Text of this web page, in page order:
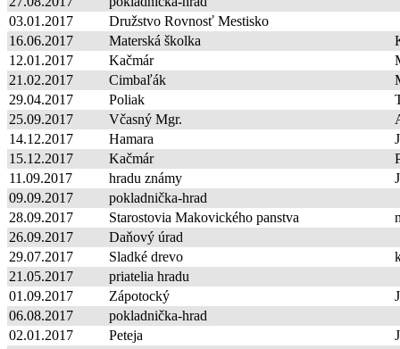
03.01.2017
Družstvo Rovnosť Mestisko
16.06.2017
Materská školka
12.01.2017
Kačmár
21.02.2017
Cimbaľák
29.04.2017
Poliak
25.09.2017
Včasný Mgr.
14.12.2017
Hamara
15.12.2017
Kačmár
11.09.2017
hradu známy
09.09.2017
pokladnička-hrad
28.09.2017
Starostovia Makovického panstva
26.09.2017
Daňový úrad
29.07.2017
Sladké drevo
21.05.2017
priatelia hradu
01.09.2017
Zápotocký
06.08.2017
pokladnička-hrad
02.01.2017
Peteja